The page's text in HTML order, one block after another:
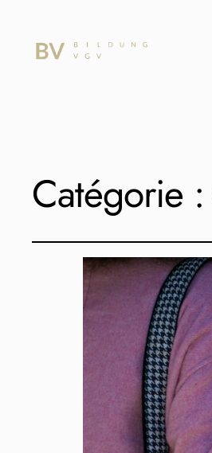
Catégorie :